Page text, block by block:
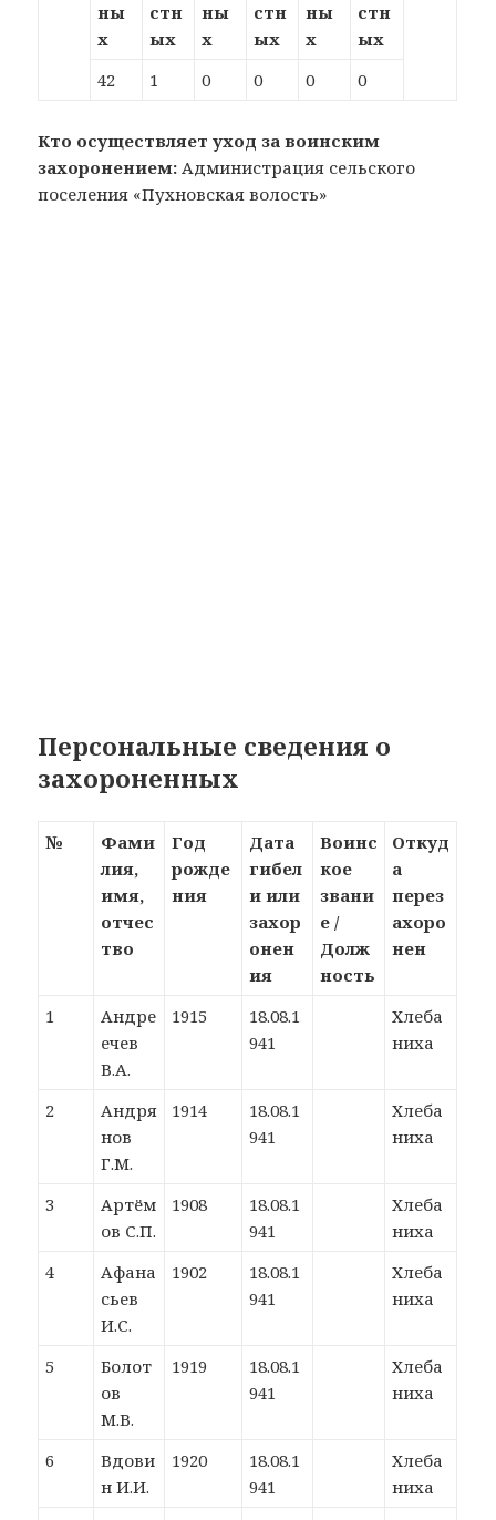
ны
х
стн
ых
ны
х
стн
ых
ны
х
стн
ых
42
1 0 0 0 0
Кто осуществляет уход за воинским
захоронением: Администрация сельского
поселения «Пухновская волость»
Персональные сведения о
захороненных
№
Фами
лия,
имя,
отчес
тво
Год
рожде
ния
Дата
гибел
и или
захор
онен
ия
Воинс
кое
звани
е /
Долж
ность
Откуд
а
перез
ахоро
нен
1
Андре
ечев
В.А.
1915
18.08.1
941
Хлеба
ниха
2
Андря
нов
Г.М.
1914
18.08.1
941
Хлеба
ниха
3
Артём
ов С.П.
1908
18.08.1
941
Хлеба
ниха
4
Афана
сьев
И.С.
1902
18.08.1
941
Хлеба
ниха
5
Болот
ов
М.В.
1919
18.08.1
941
Хлеба
ниха
6
Вдови
н И.И.
1920
18.08.1
941
Хлеба
ниха